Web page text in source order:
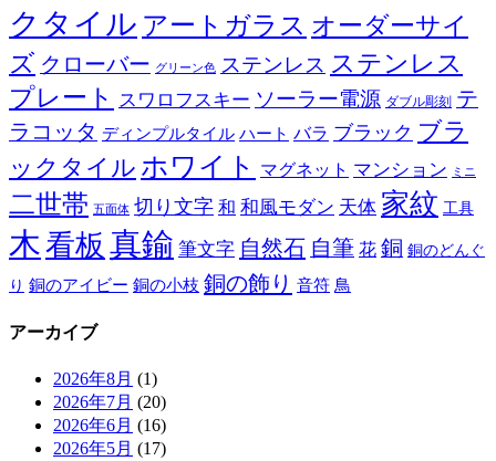
クタイル アートガラス オーダーサイ
ズ クローバー グリーン色 ステンレス ステンレス
プレート スワロフスキー ソーラー電源 ダブル彫刻 テ
ラコッタ ディンプルタイル ハート バラ ブラック ブラ
ックタイル ホワイト マグネット マンション ミニ
二世帯 五面体 切り文字 和 和風モダン 天体 家紋 工具
木看板 真鍮 筆文字 自然石 自筆 花 銅 銅のどんぐ
り 銅のアイビー 銅の小枝 銅の飾り 音符 鳥
アーカイブ
2026年8月 (1)
2026年7月 (20)
2026年6月 (16)
2026年5月 (17)